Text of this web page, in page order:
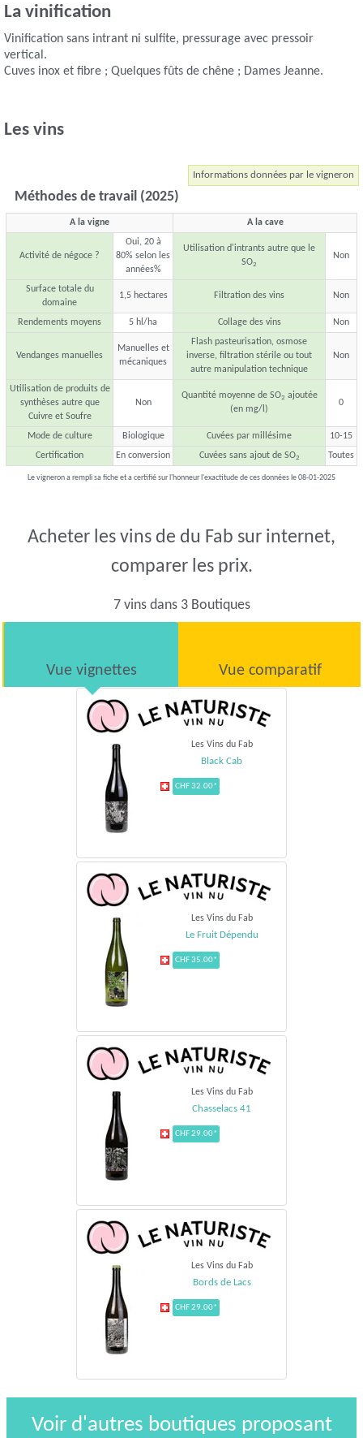
La vinification
Vinification sans intrant ni sulfite, pressurage avec pressoir
vertical.
Cuves inox et fibre ; Quelques fûts de chêne ; Dames Jeanne.
Les vins
Informations données par le vigneron
Méthodes de travail (2025)
A la vigne A la cave
Activité de négoce ?
Oui, 20 à
80% selon les
années%
Utilisation d'intrants autre que le
SO2
Non
Surface totale du
domaine
1,5 hectares Filtration des vins Non
Rendements moyens 5 hl/ha Collage des vins Non
Vendanges manuelles
Manuelles et
mécaniques
Flash pasteurisation, osmose
inverse, filtration stérile ou tout
autre manipulation technique
Non
Utilisation de produits de
synthèses autre que
Cuivre et Soufre
Non
Quantité moyenne de SO2 ajoutée
(en mg/l)
0
Mode de culture Biologique Cuvées par millésime
10-15
Certification
En conversion Cuvées sans ajout de SO2 Toutes
Le vigneron a rempli sa fiche et a certifié sur l'honneur l'exactitude de ces données le 08-01-2025
Acheter les vins de du Fab sur internet,
comparer les prix.
7 vins dans 3 Boutiques
Vue vignettes Vue comparatif
Les Vins du Fab
Black Cab
CHF 32.00*
Les Vins du Fab
Le Fruit Dépendu
CHF 35.00*
Les Vins du Fab
Chasselacs 41
CHF 29.00*
Les Vins du Fab
Bords de Lacs
CHF 29.00*
Voir d'autres boutiques proposant